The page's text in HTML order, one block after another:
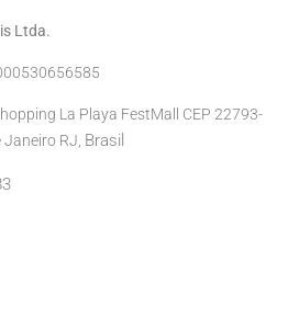
Ltda.
La Playa FestMall CEP 22793-
RJ, Brasil